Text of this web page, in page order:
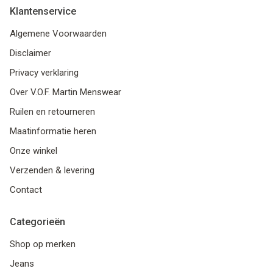
Klantenservice
Algemene Voorwaarden
Disclaimer
Privacy verklaring
Over V.O.F. Martin Menswear
Ruilen en retourneren
Maatinformatie heren
Onze winkel
Verzenden & levering
Contact
Categorieën
Shop op merken
Jeans